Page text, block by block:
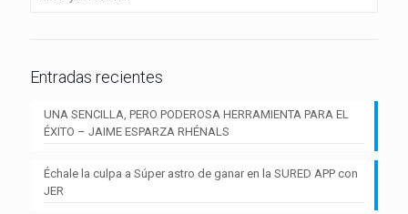
Entradas recientes
UNA SENCILLA, PERO PODEROSA HERRAMIENTA PARA EL
ÉXITO – JAIME ESPARZA RHÉNALS
Échale la culpa a Súper astro de ganar en la SURED APP con
JER